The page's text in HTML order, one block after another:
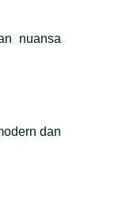
nuansa
dan